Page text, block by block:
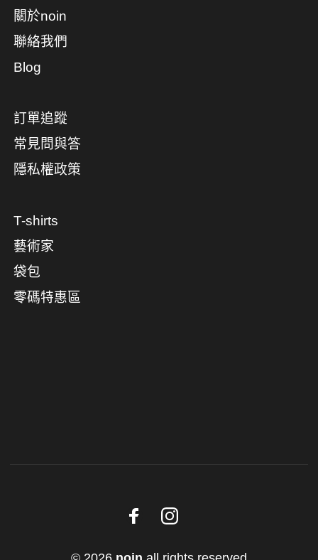
關於noin
聯絡我們
Blog
訂單追蹤
常見問與答
隱私權政策
T-shirts
藝術家
袋包
零碼特惠區